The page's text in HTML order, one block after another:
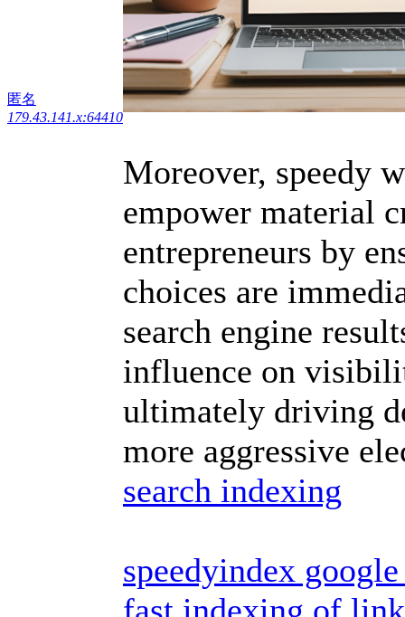
匿名
179.43.141.x:64410
Moreover, speedy
empower material
entrepreneurs by
choices are
search engine
influence on
ultimately driving
more aggressive
search indexing
speedyindex google